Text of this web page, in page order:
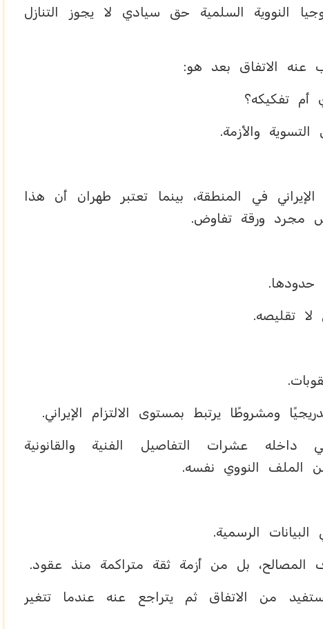
النووية السلمية حق سيادي لا يجوز التنازل
عنه الاتفاق بعد هو:
أم تفكيكه؟
والأزمة.
في المنطقة، بينما تعتبر طهران أن هذا
مجرد ورقة تفاوض.
حدودها.
لا تقليصه.
ومشروطًا يرتبط بمستوى الالتزام الإيراني.
عشرات التفاصيل الفنية والقانونية
الملف النووي نفسه.
الرسمية.
المصالح، بل من أزمة ثقة متراكمة منذ عقود.
من الاتفاق ثم يتراجع عنه عندما تتغير